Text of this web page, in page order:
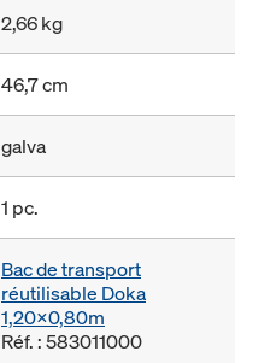
2,66 kg
46,7 cm
galva
1 pc.
Bac de transport
réutilisable Doka
1,20x0,80m
Réf. : 583011000